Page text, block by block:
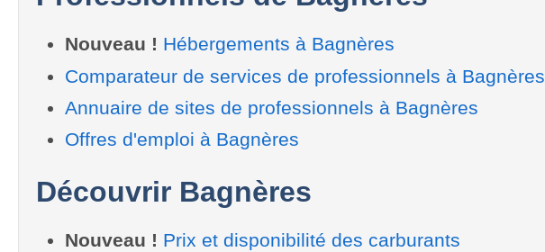
Nouveau ! Hébergements à Bagnères
Comparateur de services de professionnels à Bagnères
Annuaire de sites de professionnels à Bagnères
Offres d'emploi à Bagnères
Découvrir Bagnères
Nouveau ! Prix et disponibilité des carburants